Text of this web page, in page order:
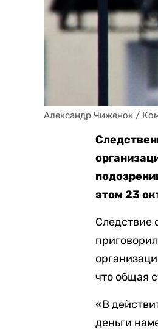
Александр Чиженок /
этом 23
Следствие
что общая
«В
деньги